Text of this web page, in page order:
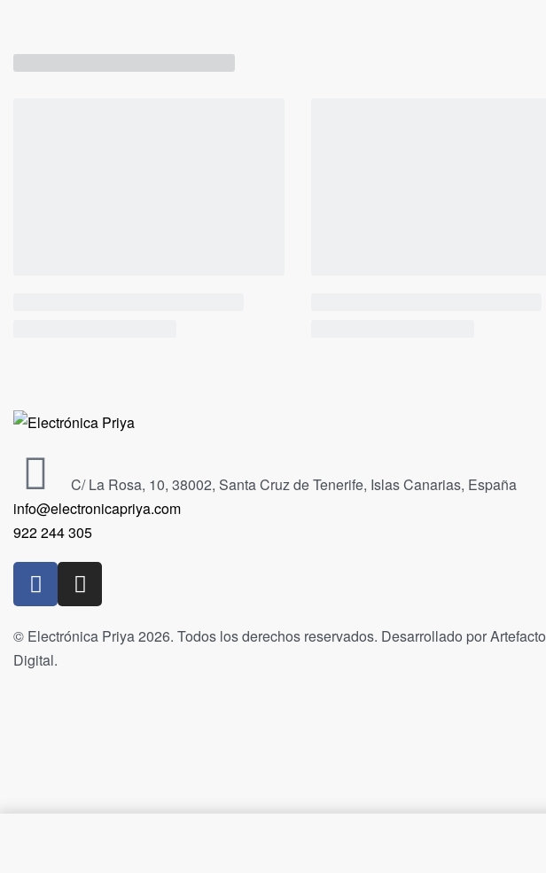
C/ La Rosa, 10, 38002, Santa Cruz de Tenerife, Islas Canarias, España
info@electronicapriya.com
922 244 305
© Electrónica Priya 2026. Todos los derechos reservados. Desarrollado por Artefacto
Digital.